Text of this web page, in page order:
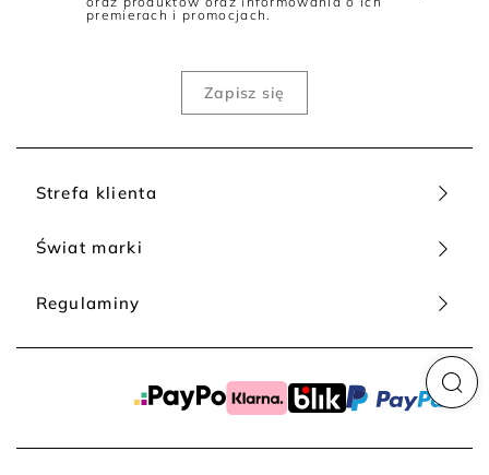
Strefa klienta
Świat marki
Regulaminy
premierach i promocjach.